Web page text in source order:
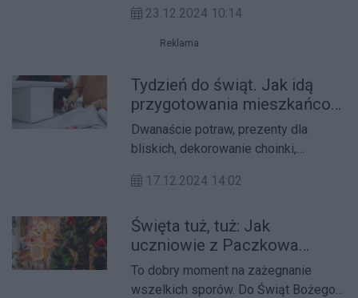
23.12.2024 10:14
Reklama
Tydzień do świąt. Jak idą
przygotowania mieszkańcom
Jarocina?
Dwanaście potraw, prezenty dla
bliskich, dekorowanie choinki,
wyczekiwanie na pierwszą gwiazdkę.
17.12.2024 14:02
Święta tuż, tuż: Jak
uczniowie z Paczkowa
przeżywają przedświąteczny
czas?
To dobry moment na zażegnanie
wszelkich sporów. Do Świąt Bożego